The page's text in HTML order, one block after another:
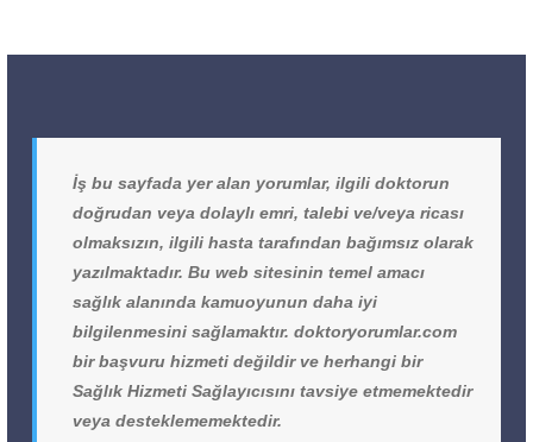
İş bu sayfada yer alan yorumlar, ilgili doktorun
doğrudan veya dolaylı emri, talebi ve/veya ricası
olmaksızın, ilgili hasta tarafından bağımsız olarak
yazılmaktadır. Bu web sitesinin temel amacı
sağlık alanında kamuoyunun daha iyi
bilgilenmesini sağlamaktır. doktoryorumlar.com
bir başvuru hizmeti değildir ve herhangi bir
Sağlık Hizmeti Sağlayıcısını tavsiye etmemektedir
veya desteklememektedir.